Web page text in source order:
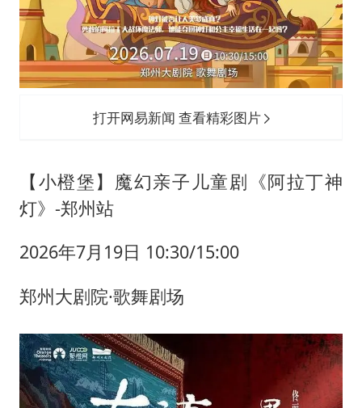
打开网易新闻 查看精彩图片
【小橙堡】魔幻亲子儿童剧《阿拉丁神
灯》-郑州站
2026年7月19日 10:30/15:00
郑州大剧院·歌舞剧场